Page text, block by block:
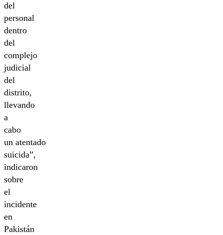
del
personal
dentro
del
complejo
judicial
del
distrito,
llevando
a
cabo
un atentado
suicida”,
indicaron
sobre
el
incidente
en
Pakistán